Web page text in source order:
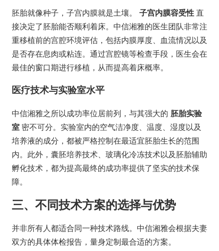
胚胎就像种子，子宫内膜就是土壤。 子宫内膜容受性 直
接决定了胚胎能否顺利着床。中信湘雅的医生团队非常注
重移植前的宫腔环境评估，包括内膜厚度、血流情况以及
是否存在息肉或粘连。通过宫腔镜等检查手段，医生会在
最佳的窗口期进行移植，从而提高着床概率。
医疗技术与实验室水平
中信湘雅之所以成功率位居前列，与其强大的 胚胎实验
室 密不可分。实验室内的空气洁净度、温度、湿度以及
培养液的成分，都被严格控制在最适宜胚胎生长的范围
内。此外，囊胚培养技术、玻璃化冷冻技术以及胚胎辅助
孵化技术，都为提高最终的成功率提供了坚实的技术保
障。
三、不同技术方案的选择与优势
并非所有人都适合同一种技术路线。中信湘雅会根据夫妻
双方的具体体检报告，量身定制最合适的方案。